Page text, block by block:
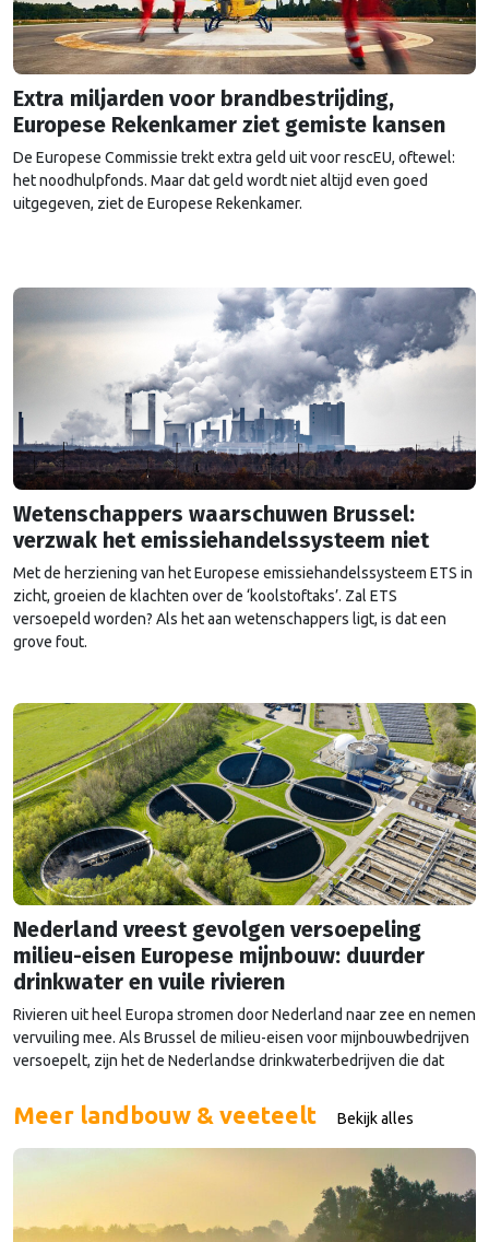
Extra miljarden voor brandbestrijding,
Europese Rekenkamer ziet gemiste kansen
De Europese Commissie trekt extra geld uit voor rescEU, oftewel:
het noodhulpfonds. Maar dat geld wordt niet altijd even goed
uitgegeven, ziet de Europese Rekenkamer.
Wetenschappers waarschuwen Brussel:
verzwak het emissiehandelssysteem niet
Met de herziening van het Europese emissiehandelssysteem ETS in
zicht, groeien de klachten over de ‘koolstoftaks’. Zal ETS
versoepeld worden? Als het aan wetenschappers ligt, is dat een
grove fout.
Nederland vreest gevolgen versoepeling
milieu-eisen Europese mijnbouw: duurder
drinkwater en vuile rivieren
Rivieren uit heel Europa stromen door Nederland naar zee en nemen
vervuiling mee. Als Brussel de milieu-eisen voor mijnbouwbedrijven
versoepelt, zijn het de Nederlandse drinkwaterbedrijven die dat
Meer landbouw & veeteelt Bekijk alles